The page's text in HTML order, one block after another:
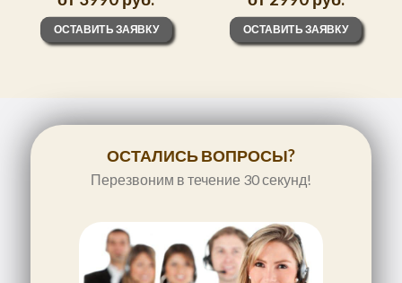
ОСТАВИТЬ ЗАЯВКУ ОСТАВИТЬ ЗАЯВКУ
ОСТАЛИСЬ ВОПРОСЫ?
Перезвоним в течение 30 секунд!